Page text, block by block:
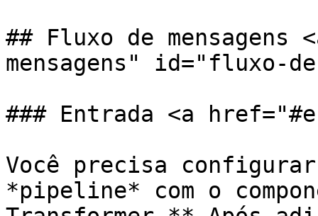
## Fluxo de
mensagens" id="fluxo-
### Entrada <a
Você precisa configurar
*pipeline* com o